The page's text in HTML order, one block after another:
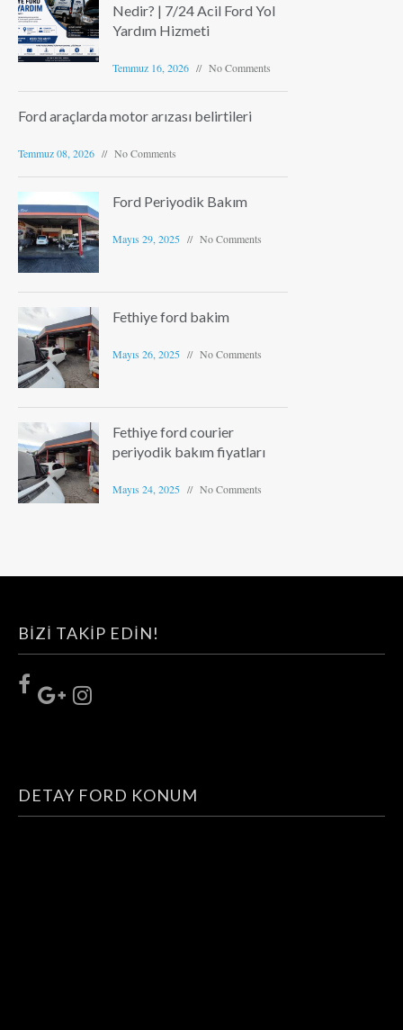
Nedir? | 7/24 Acil Ford Yol
Yardım Hizmeti
Temmuz 16, 2026 No Comments
Ford araçlarda motor arızası belirtileri
Temmuz 08, 2026 No Comments
Ford Periyodik Bakım
Mayıs 29, 2025 No Comments
Fethiye ford bakim
Mayıs 26, 2025 No Comments
Fethiye ford courier
periyodik bakım fiyatları
Mayıs 24, 2025 No Comments
BIZI TAKIP EDIN!
DETAY FORD KONUM